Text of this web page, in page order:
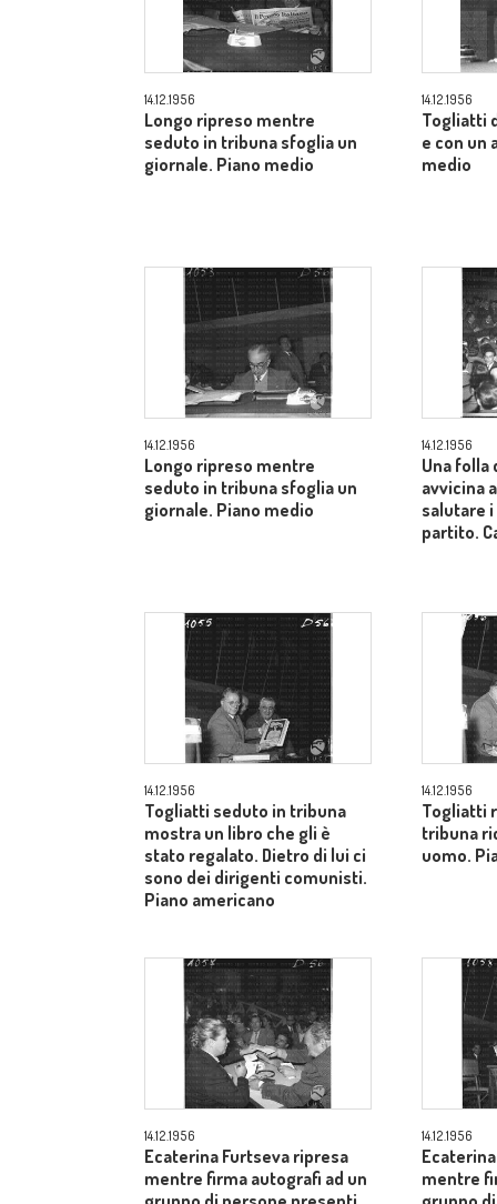
14.12.1956
Longo ripreso mentre
seduto in tribuna sfoglia un
giornale. Piano medio
14.12.1956
Togliatti
e con un
medio
14.12.1956
Longo ripreso mentre
seduto in tribuna sfoglia un
giornale. Piano medio
14.12.1956
Una folla
avvicina
salutare
partito.
14.12.1956
Togliatti seduto in tribuna
mostra un libro che gli è
stato regalato. Dietro di lui ci
sono dei dirigenti comunisti.
Piano americano
14.12.1956
Togliatti
tribuna
uomo.
14.12.1956
Ecaterina Furtseva ripresa
mentre firma autografi ad un
14.12.1956
mentre